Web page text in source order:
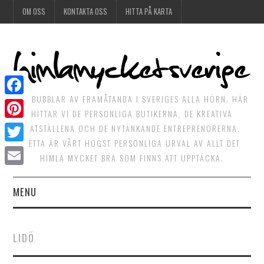
OM OSS KONTAKTA OSS HITTA PÅ KARTA
DET BUBBLAR AV FRAMÅTANDA I SVERIGES ALLA HÖRN. HÄR
HITTAR VI DE PERSONLIGA BUTIKERNA, DE KREATIVA
MATSTÄLLENA OCH DE NYTÄNKANDE ENTREPRENÖRERNA.
DETTA ÄR VÅRT HÖGST PERSONLIGA URVAL AV ALLT DET
HIMLA MYCKET BRA SOM FINNS ATT UPPTÄCKA.
MENU
HIMLAGRÖNT
LIDÖ
Facebook
Pinterest
Twitter
Email